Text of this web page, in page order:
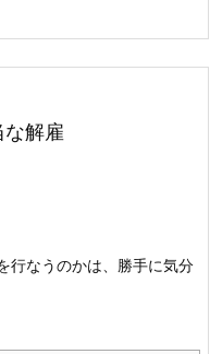
解雇
行なうのかは、勝手に気分